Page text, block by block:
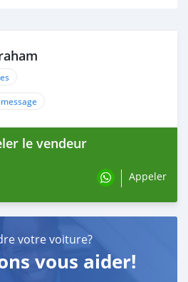
le vendeur
Appeler
votre voiture?
vous aider!